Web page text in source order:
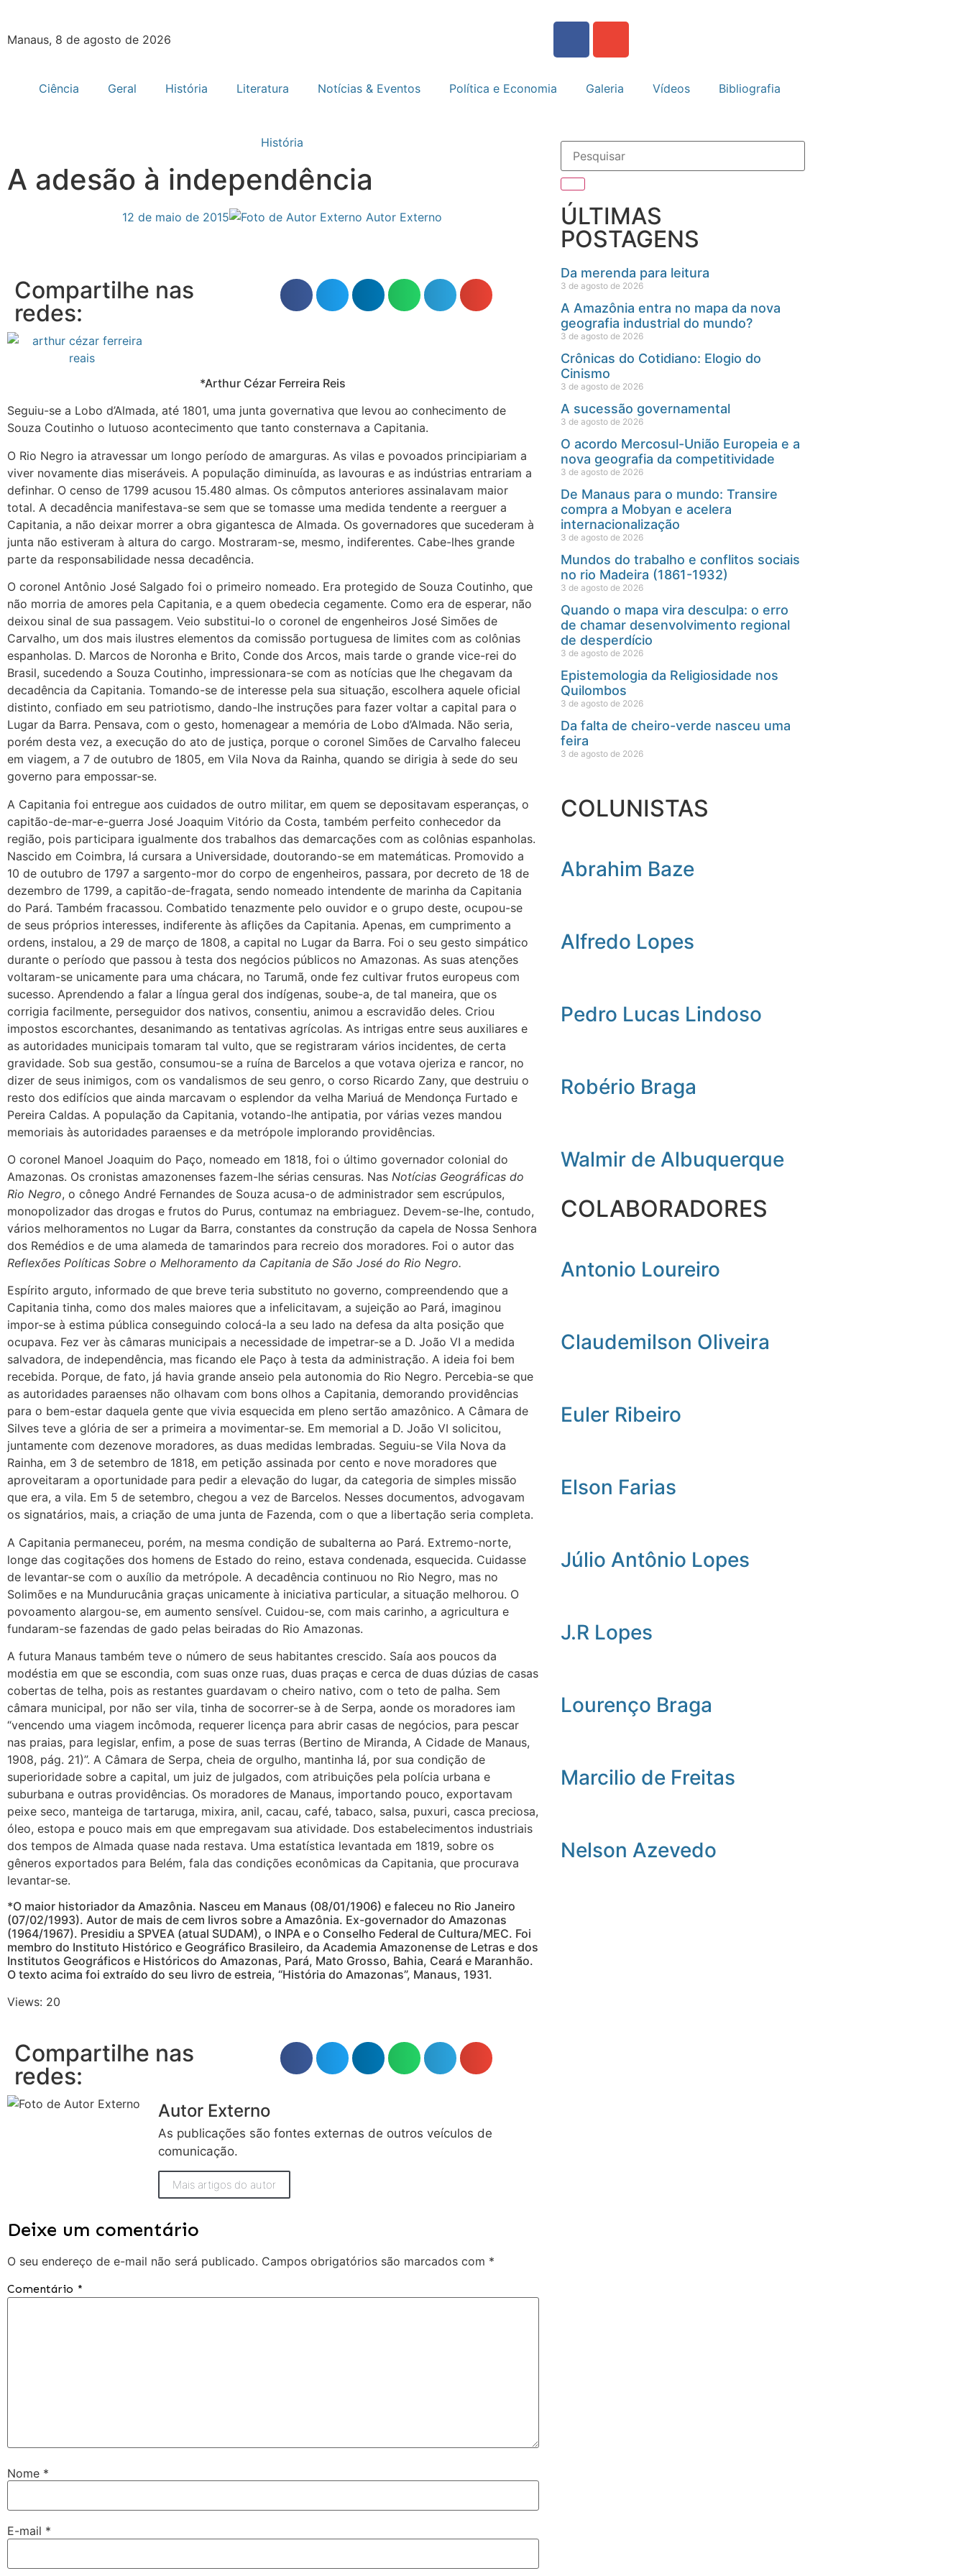
Manaus, 8 de agosto de 2026
Ciência Geral História Literatura Notícias & Eventos Política e Economia Galeria Vídeos Bibliografia
História
A adesão à independência
12 de maio de 2015 Autor Externo
Compartilhe nas
redes:
*Arthur Cézar Ferreira Reis
Seguiu-se a Lobo d’Almada, até 1801, uma junta governativa que levou ao conhecimento de
Souza Coutinho o lutuoso acontecimento que tanto consternava a Capitania.
O Rio Negro ia atravessar um longo período de amarguras. As vilas e povoados principiariam a
viver novamente dias miseráveis. A população diminuída, as lavouras e as indústrias entrariam a
definhar. O censo de 1799 acusou 15.480 almas. Os cômputos anteriores assinalavam maior
total. A decadência manifestava-se sem que se tomasse uma medida tendente a reerguer a
Capitania, a não deixar morrer a obra gigantesca de Almada. Os governadores que sucederam à
junta não estiveram à altura do cargo. Mostraram-se, mesmo, indiferentes. Cabe-lhes grande
parte da responsabilidade nessa decadência.
O coronel Antônio José Salgado foi o primeiro nomeado. Era protegido de Souza Coutinho, que
não morria de amores pela Capitania, e a quem obedecia cegamente. Como era de esperar, não
deixou sinal de sua passagem. Veio substitui-lo o coronel de engenheiros José Simões de
Carvalho, um dos mais ilustres elementos da comissão portuguesa de limites com as colônias
espanholas. D. Marcos de Noronha e Brito, Conde dos Arcos, mais tarde o grande vice-rei do
Brasil, sucedendo a Souza Coutinho, impressionara-se com as notícias que lhe chegavam da
decadência da Capitania. Tomando-se de interesse pela sua situação, escolhera aquele oficial
distinto, confiado em seu patriotismo, dando-lhe instruções para fazer voltar a capital para o
Lugar da Barra. Pensava, com o gesto, homenagear a memória de Lobo d’Almada. Não seria,
porém desta vez, a execução do ato de justiça, porque o coronel Simões de Carvalho faleceu
em viagem, a 7 de outubro de 1805, em Vila Nova da Rainha, quando se dirigia à sede do seu
governo para empossar-se.
A Capitania foi entregue aos cuidados de outro militar, em quem se depositavam esperanças, o
capitão-de-mar-e-guerra José Joaquim Vitório da Costa, também perfeito conhecedor da
região, pois participara igualmente dos trabalhos das demarcações com as colônias espanholas.
Nascido em Coimbra, lá cursara a Universidade, doutorando-se em matemáticas. Promovido a
10 de outubro de 1797 a sargento-mor do corpo de engenheiros, passara, por decreto de 18 de
dezembro de 1799, a capitão-de-fragata, sendo nomeado intendente de marinha da Capitania
do Pará. Também fracassou. Combatido tenazmente pelo ouvidor e o grupo deste, ocupou-se
de seus próprios interesses, indiferente às aflições da Capitania. Apenas, em cumprimento a
ordens, instalou, a 29 de março de 1808, a capital no Lugar da Barra. Foi o seu gesto simpático
durante o período que passou à testa dos negócios públicos no Amazonas. As suas atenções
voltaram-se unicamente para uma chácara, no Tarumã, onde fez cultivar frutos europeus com
sucesso. Aprendendo a falar a língua geral dos indígenas, soube-a, de tal maneira, que os
corrigia facilmente, perseguidor dos nativos, consentiu, animou a escravidão deles. Criou
impostos escorchantes, desanimando as tentativas agrícolas. As intrigas entre seus auxiliares e
as autoridades municipais tomaram tal vulto, que se registraram vários incidentes, de certa
gravidade. Sob sua gestão, consumou-se a ruína de Barcelos a que votava ojeriza e rancor, no
dizer de seus inimigos, com os vandalismos de seu genro, o corso Ricardo Zany, que destruiu o
resto dos edifícios que ainda marcavam o esplendor da velha Mariuá de Mendonça Furtado e
Pereira Caldas. A população da Capitania, votando-lhe antipatia, por várias vezes mandou
memoriais às autoridades paraenses e da metrópole implorando providências.
O coronel Manoel Joaquim do Paço, nomeado em 1818, foi o último governador colonial do
Amazonas. Os cronistas amazonenses fazem-lhe sérias censuras. Nas Notícias Geográficas do
Rio Negro, o cônego André Fernandes de Souza acusa-o de administrador sem escrúpulos,
monopolizador das drogas e frutos do Purus, contumaz na embriaguez. Devem-se-lhe, contudo,
vários melhoramentos no Lugar da Barra, constantes da construção da capela de Nossa Senhora
dos Remédios e de uma alameda de tamarindos para recreio dos moradores. Foi o autor das
Reflexões Políticas Sobre o Melhoramento da Capitania de São José do Rio Negro.
Espírito arguto, informado de que breve teria substituto no governo, compreendendo que a
Capitania tinha, como dos males maiores que a infelicitavam, a sujeição ao Pará, imaginou
impor-se à estima pública conseguindo colocá-la a seu lado na defesa da alta posição que
ocupava. Fez ver às câmaras municipais a necessidade de impetrar-se a D. João VI a medida
salvadora, de independência, mas ficando ele Paço à testa da administração. A ideia foi bem
recebida. Porque, de fato, já havia grande anseio pela autonomia do Rio Negro. Percebia-se que
as autoridades paraenses não olhavam com bons olhos a Capitania, demorando providências
para o bem-estar daquela gente que vivia esquecida em pleno sertão amazônico. A Câmara de
Silves teve a glória de ser a primeira a movimentar-se. Em memorial a D. João VI solicitou,
juntamente com dezenove moradores, as duas medidas lembradas. Seguiu-se Vila Nova da
Rainha, em 3 de setembro de 1818, em petição assinada por cento e nove moradores que
aproveitaram a oportunidade para pedir a elevação do lugar, da categoria de simples missão
que era, a vila. Em 5 de setembro, chegou a vez de Barcelos. Nesses documentos, advogavam
os signatários, mais, a criação de uma junta de Fazenda, com o que a libertação seria completa.
A Capitania permaneceu, porém, na mesma condição de subalterna ao Pará. Extremo-norte,
longe das cogitações dos homens de Estado do reino, estava condenada, esquecida. Cuidasse
de levantar-se com o auxílio da metrópole. A decadência continuou no Rio Negro, mas no
Solimões e na Mundurucânia graças unicamente à iniciativa particular, a situação melhorou. O
povoamento alargou-se, em aumento sensível. Cuidou-se, com mais carinho, a agricultura e
fundaram-se fazendas de gado pelas beiradas do Rio Amazonas.
A futura Manaus também teve o número de seus habitantes crescido. Saía aos poucos da
modéstia em que se escondia, com suas onze ruas, duas praças e cerca de duas dúzias de casas
cobertas de telha, pois as restantes guardavam o cheiro nativo, com o teto de palha. Sem
câmara municipal, por não ser vila, tinha de socorrer-se à de Serpa, aonde os moradores iam
“vencendo uma viagem incômoda, requerer licença para abrir casas de negócios, para pescar
nas praias, para legislar, enfim, a pose de suas terras (Bertino de Miranda, A Cidade de Manaus,
1908, pág. 21)”. A Câmara de Serpa, cheia de orgulho, mantinha lá, por sua condição de
superioridade sobre a capital, um juiz de julgados, com atribuições pela polícia urbana e
suburbana e outras providências. Os moradores de Manaus, importando pouco, exportavam
peixe seco, manteiga de tartaruga, mixira, anil, cacau, café, tabaco, salsa, puxuri, casca preciosa,
óleo, estopa e pouco mais em que empregavam sua atividade. Dos estabelecimentos industriais
dos tempos de Almada quase nada restava. Uma estatística levantada em 1819, sobre os
gêneros exportados para Belém, fala das condições econômicas da Capitania, que procurava
levantar-se.
*O maior historiador da Amazônia. Nasceu em Manaus (08/01/1906) e faleceu no Rio Janeiro
(07/02/1993). Autor de mais de cem livros sobre a Amazônia. Ex-governador do Amazonas
(1964/1967). Presidiu a SPVEA (atual SUDAM), o INPA e o Conselho Federal de Cultura/MEC. Foi
membro do Instituto Histórico e Geográfico Brasileiro, da Academia Amazonense de Letras e dos
Institutos Geográficos e Históricos do Amazonas, Pará, Mato Grosso, Bahia, Ceará e Maranhão.
O texto acima foi extraído do seu livro de estreia, “História do Amazonas”, Manaus, 1931.
Views: 20
Compartilhe nas
redes:
Autor Externo
As publicações são fontes externas de outros veículos de
comunicação.
Mais artigos do autor
Deixe um comentário
O seu endereço de e-mail não será publicado. Campos obrigatórios são marcados com *
Comentário *
Nome *
E-mail *
ÚLTIMAS
POSTAGENS
Da merenda para leitura
3 de agosto de 2026
A Amazônia entra no mapa da nova
geografia industrial do mundo?
3 de agosto de 2026
Crônicas do Cotidiano: Elogio do
Cinismo
3 de agosto de 2026
A sucessão governamental
3 de agosto de 2026
O acordo Mercosul-União Europeia e a
nova geografia da competitividade
3 de agosto de 2026
De Manaus para o mundo: Transire
compra a Mobyan e acelera
internacionalização
3 de agosto de 2026
Mundos do trabalho e conflitos sociais
no rio Madeira (1861-1932)
3 de agosto de 2026
Quando o mapa vira desculpa: o erro
de chamar desenvolvimento regional
de desperdício
3 de agosto de 2026
Epistemologia da Religiosidade nos
Quilombos
3 de agosto de 2026
Da falta de cheiro-verde nasceu uma
feira
3 de agosto de 2026
COLUNISTAS
Abrahim Baze
Alfredo Lopes
Pedro Lucas Lindoso
Robério Braga
Walmir de Albuquerque
COLABORADORES
Antonio Loureiro
Claudemilson Oliveira
Euler Ribeiro
Elson Farias
Júlio Antônio Lopes
J.R Lopes
Lourenço Braga
Marcilio de Freitas
Nelson Azevedo